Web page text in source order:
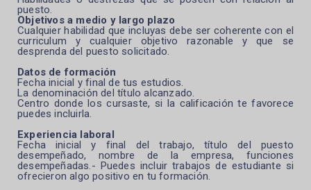
puesto.
Objetivos a medio y largo plazo
Cualquier habilidad que incluyas debe ser coherente con el
curriculum y cualquier objetivo razonable y que se
desprenda del puesto solicitado.
Datos de formación
Fecha inicial y final de tus estudios.
La denominación del título alcanzado.
Centro donde los cursaste, si la calificación te favorece
puedes incluirla.
Experiencia laboral
Fecha inicial y final del trabajo, título del puesto
desempeñado, nombre de la empresa, funciones
desempeñadas.- Puedes incluir trabajos de estudiante si
ofrecieron algo positivo en tu formación.